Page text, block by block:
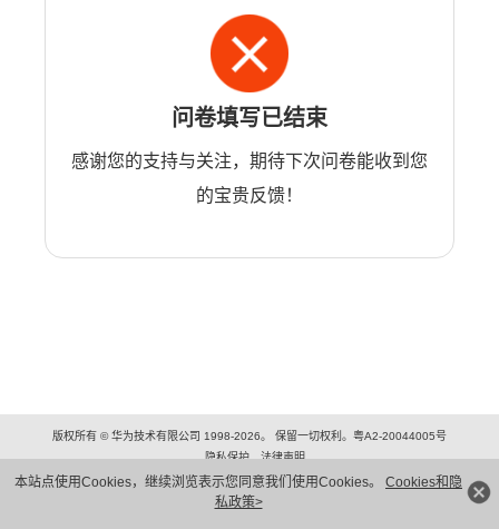
本站点使用Cookies，继续浏览表示您同意我们使用Cookies。 Cookies和隐
私政策>
问卷填写已结束
感谢您的支持与关注，期待下次问卷能收到您
的宝贵反馈！
版权所有 © 华为技术有限公司 1998-2026。 保留一切权利。粤A2-20044005号
隐私保护
法律声明